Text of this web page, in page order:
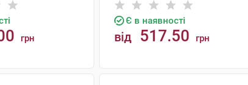
грн
Є в наявності
від 517.50 грн